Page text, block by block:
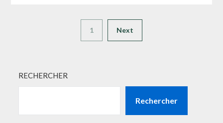
1 Next
RECHERCHER
Rechercher